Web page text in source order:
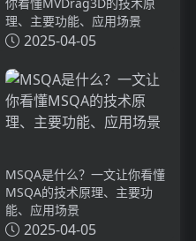
理、主要功能、应用场景
2025-04-05
MSQA是什么？一文让你看懂
MSQA的技术原理、主要功
能、应用场景
2025-04-05